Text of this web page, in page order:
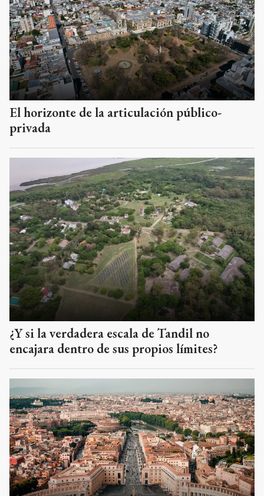
El horizonte de la articulación público-
privada
¿Y si la verdadera escala de Tandil no
encajara dentro de sus propios límites?